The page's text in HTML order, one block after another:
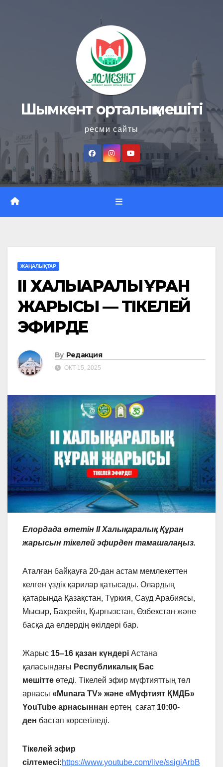
Шымкент орталық мешіті
ресми сайты
ЖАҢАЛЫҚТАР
ІІ ХАЛЫҚАРАЛЫҚ ҚҰРАН
ЖАРЫСЫ — ТІКЕЛЕЙ
ЭФИРДЕ
By Редакция
ОКТ 15, 2025
Елордада өтетін ІІ Халықаралық Құран
жарысын тікелей эфирден тамашалаңыз.
Аталған байқауға 20-дан астам мемлекеттен
келген үздік қарилар қатысады. Олардың
қатарында Қазақстан, Түркия, Сауд Арабиясы,
Мысыр, Бахрейн, Қырғызстан, Өзбекстан және
басқа да елдердің өкілдері бар.
Жарыс 15–16 қазан күндері Астана
қаласындағы Республикалық Бас
мешітте өтеді. Тікелей эфир мүфтияттың төл
арнасы «Munara TV» және «Мүфтият ҚМДБ»
YouTube арнасыннан ертең сағат 10:00-
ден бастап көрсетіледі.
Тікелей эфир
сілтемесі:https://www.youtube.com/live/ssigiArbB